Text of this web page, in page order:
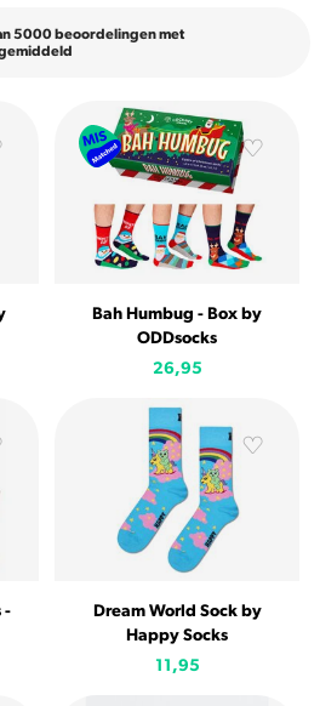
Bah Humbug - Box by
ODDsocks
26,95
-
Dream World Sock by
Happy Socks
11,95
5000 beoordelingen met